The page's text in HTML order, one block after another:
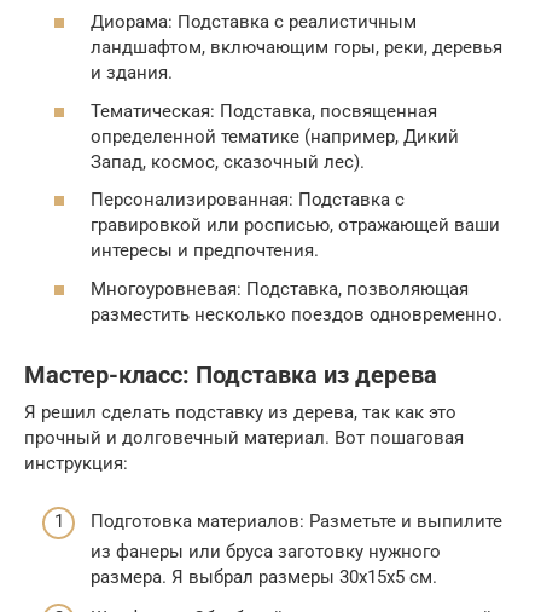
Диорама: Подставка с реалистичным
ландшафтом, включающим горы, реки, деревья
и здания.
Тематическая: Подставка, посвященная
определенной тематике (например, Дикий
Запад, космос, сказочный лес).
Персонализированная: Подставка с
гравировкой или росписью, отражающей ваши
интересы и предпочтения.
Многоуровневая: Подставка, позволяющая
разместить несколько поездов одновременно.
Мастер-класс: Подставка из дерева
Я решил сделать подставку из дерева, так как это
прочный и долговечный материал. Вот пошаговая
инструкция:
Подготовка материалов: Разметьте и выпилите
из фанеры или бруса заготовку нужного
размера. Я выбрал размеры 30x15x5 см.